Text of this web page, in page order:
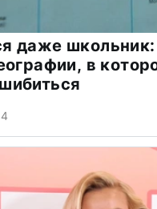
даже
в